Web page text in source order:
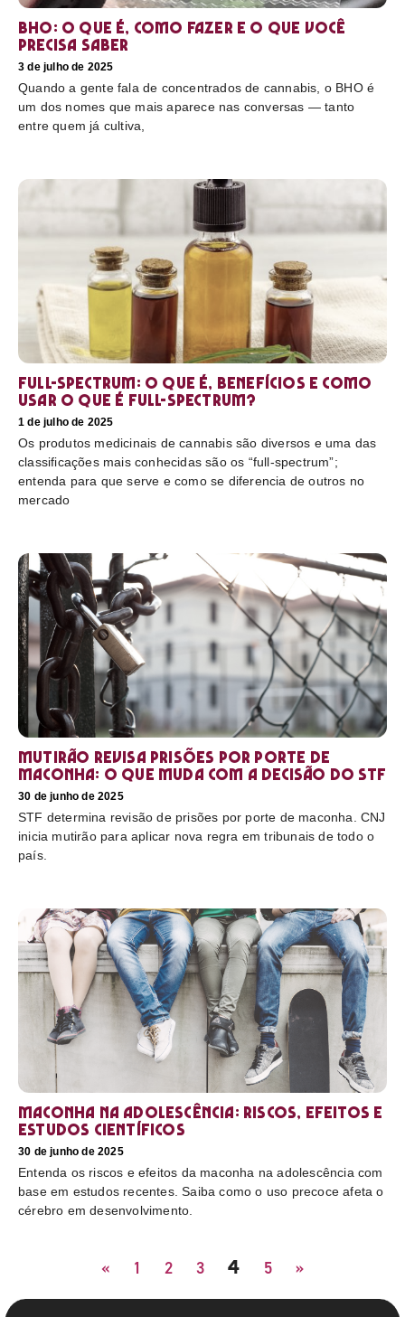
BHO: o que é, como fazer e o que você
precisa saber
3 de julho de 2025
Quando a gente fala de concentrados de cannabis, o BHO é
um dos nomes que mais aparece nas conversas — tanto
entre quem já cultiva,
Full-Spectrum: O que é, benefícios e como
usar O que é full-spectrum?
1 de julho de 2025
Os produtos medicinais de cannabis são diversos e uma das
classificações mais conhecidas são os “full-spectrum”;
entenda para que serve e como se diferencia de outros no
mercado
Mutirão revisa prisões por porte de
maconha: o que muda com a decisão do STF
30 de junho de 2025
STF determina revisão de prisões por porte de maconha. CNJ
inicia mutirão para aplicar nova regra em tribunais de todo o
país.
Maconha na adolescência: riscos, efeitos e
estudos científicos
30 de junho de 2025
Entenda os riscos e efeitos da maconha na adolescência com
base em estudos recentes. Saiba como o uso precoce afeta o
cérebro em desenvolvimento.
« 1 2 3 4 5 »